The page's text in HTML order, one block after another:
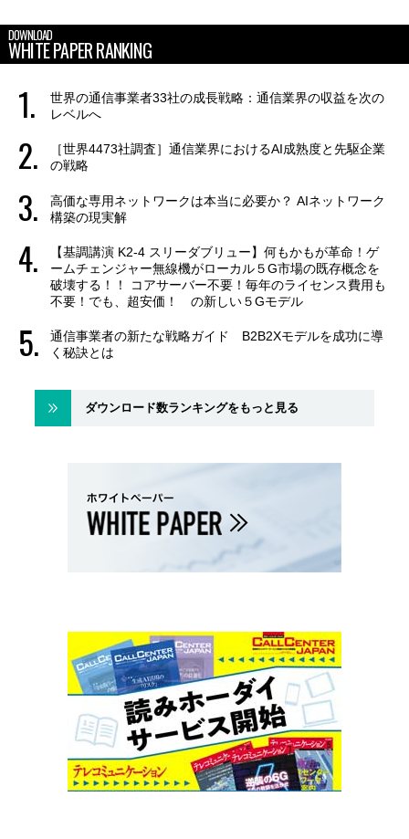
DOWNLOAD
WHITE PAPER RANKING
世界の通信事業者33社の成長戦略：通信業界の収益を次の
レベルへ
［世界4473社調査］通信業界におけるAI成熟度と先駆企業
の戦略
高価な専用ネットワークは本当に必要か？ AIネットワーク
構築の現実解
【基調講演 K2-4 スリーダブリュー】何もかもが革命！ゲ
ームチェンジャー無線機がローカル５G市場の既存概念を
破壊する！！ コアサーバー不要！毎年のライセンス費用も
不要！でも、超安価！ の新しい５Gモデル
通信事業者の新たな戦略ガイド B2B2Xモデルを成功に導
く秘訣とは
ダウンロード数ランキングをもっと見る